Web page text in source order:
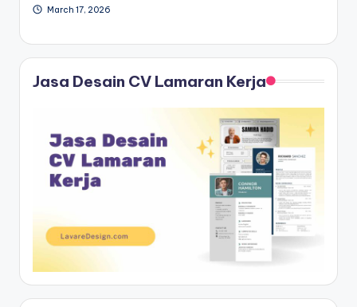
March 17, 2026
Jasa Desain CV Lamaran Kerja